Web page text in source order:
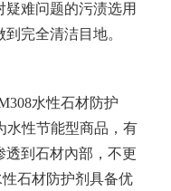
难问题的污渍选用
完全清洁目地。
水性石材防护
水性节能型商品，有
透到石材內部，不更
石材防护剂具备优